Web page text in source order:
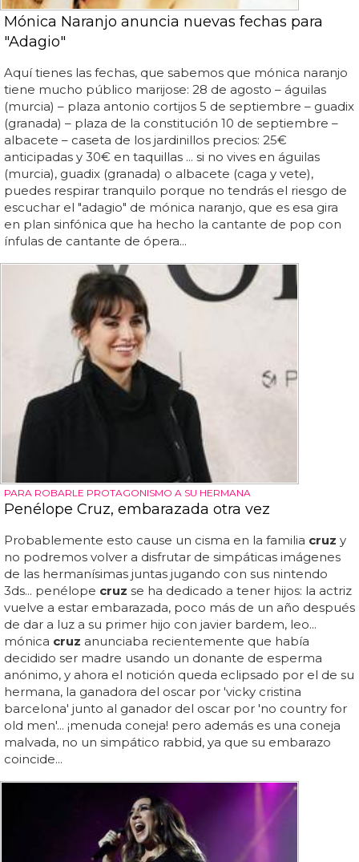
Mónica Naranjo anuncia nuevas fechas para
"Adagio"
Aquí tienes las fechas, que sabemos que mónica naranjo
tiene mucho público marijose: 28 de agosto – águilas
(murcia) – plaza antonio cortijos 5 de septiembre – guadix
(granada) – plaza de la constitución 10 de septiembre –
albacete – caseta de los jardinillos precios: 25€
anticipadas y 30€ en taquillas ... si no vives en águilas
(murcia), guadix (granada) o albacete (caga y vete),
puedes respirar tranquilo porque no tendrás el riesgo de
escuchar el "adagio" de mónica naranjo, que es esa gira
en plan sinfónica que ha hecho la cantante de pop con
ínfulas de cantante de ópera...
PARA ROBARLE PROTAGONISMO A SU HERMANA
Penélope Cruz, embarazada otra vez
Probablemente esto cause un cisma en la familia cruz y
no podremos volver a disfrutar de simpáticas imágenes
de las hermanísimas juntas jugando con sus nintendo
3ds... penélope cruz se ha dedicado a tener hijos: la actriz
vuelve a estar embarazada, poco más de un año después
de dar a luz a su primer hijo con javier bardem, leo...
mónica cruz anunciaba recientemente que había
decidido ser madre usando un donante de esperma
anónimo, y ahora el notición queda eclipsado por el de su
hermana, la ganadora del oscar por 'vicky cristina
barcelona' junto al ganador del oscar por 'no country for
old men'... ¡menuda coneja! pero además es una coneja
malvada, no un simpático rabbid, ya que su embarazo
coincide...